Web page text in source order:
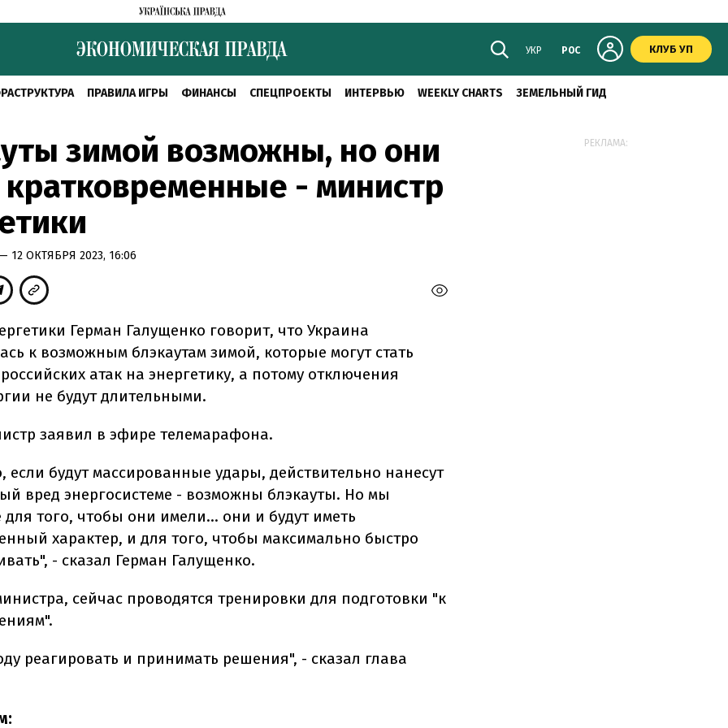
УКР РОС КЛУБ УП
ПРАВИЛА ИГРЫ ФИНАНСЫ СПЕЦПРОЕКТЫ ИНТЕРВЬЮ WEEKLY CHARTS ЗЕМЕЛЬНЫЙ ГИД
зимой возможны, но они
кратковременные - министр
12 ОКТЯБРЯ 2023, 16:06
Герман Галущенко говорит, что Украина
к возможным блэкаутам зимой, которые могут стать
атак на энергетику, а потому отключения
не будут длительными.
заявил в эфире телемарафона.
если будут массированные удары, действительно нанесут
вред энергосистеме - возможны блэкауты. Но мы
для того, чтобы они имели... они и будут иметь
характер, и для того, чтобы максимально быстро
- сказал Герман Галущенко.
сейчас проводятся тренировки для подготовки "к
реагировать и принимать решения", - сказал глава
РЕКЛАМА: